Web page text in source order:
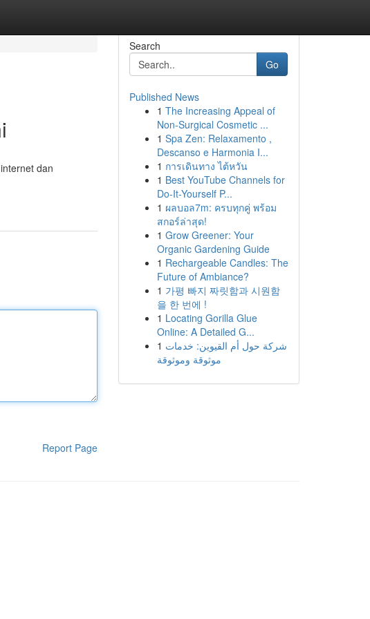
dan
Report Page
Search
Go
Published News
1 The Increasing Appeal of
Non-Surgical Cosmetic ...
1 Spa Zen: Relaxamento ,
Descanso e Harmonia I...
1 การเดินทาง ไต้หวัน
1 Best YouTube Channels for
Do-It-Yourself P...
1 ผลบอล7m: ครบทุกคู่ พร้อม
สกอร์ล่าสุด!
1 Grow Greener: Your
Organic Gardening Guide
1 Rechargeable Candles: The
Future of Ambiance?
1 가평 빠지 짜릿함과 시원함
을 한 번에 !
1 Locating Gorilla Glue
Online: A Detailed G...
1 شركة حول أم القيوين: خدمات
موثوقة وموثوقة